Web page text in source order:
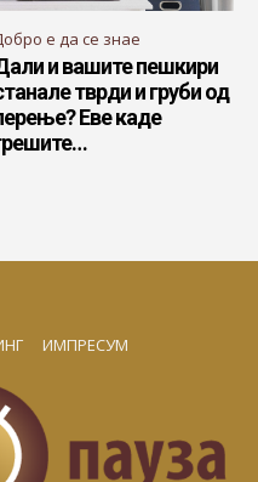
е да се знае
и вашите пешкири
тврди и груби од
Еве каде
ИМПРЕСУМ